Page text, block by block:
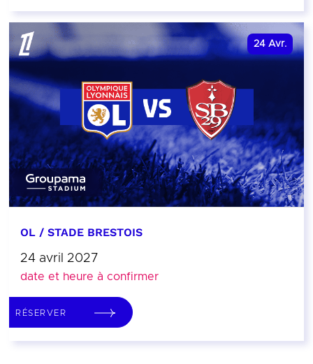
24 Avr.
OL / STADE BRESTOIS
24 avril 2027
date et heure à confirmer
RÉSERVER